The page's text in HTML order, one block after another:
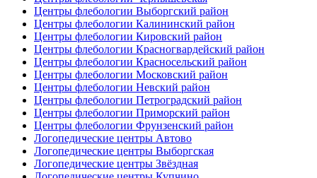
Центры флебологии Выборгский район
Центры флебологии Калининский район
Центры флебологии Кировский район
Центры флебологии Красногвардейский район
Центры флебологии Красносельский район
Центры флебологии Московский район
Центры флебологии Невский район
Центры флебологии Петроградский район
Центры флебологии Приморский район
Центры флебологии Фрунзенский район
Логопедические центры Автово
Логопедические центры Выборгская
Логопедические центры Звёздная